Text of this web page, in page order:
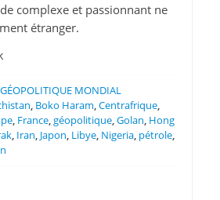
complexe et passionnant ne
étranger.
MONDIAL
, Boko Haram,Centrafrique,
, France,géopolitique,Golan, Hong
, Iran, Japon, Libye, Nigeria, pétrole,